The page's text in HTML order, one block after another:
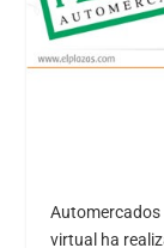
Automercados
virtual ha